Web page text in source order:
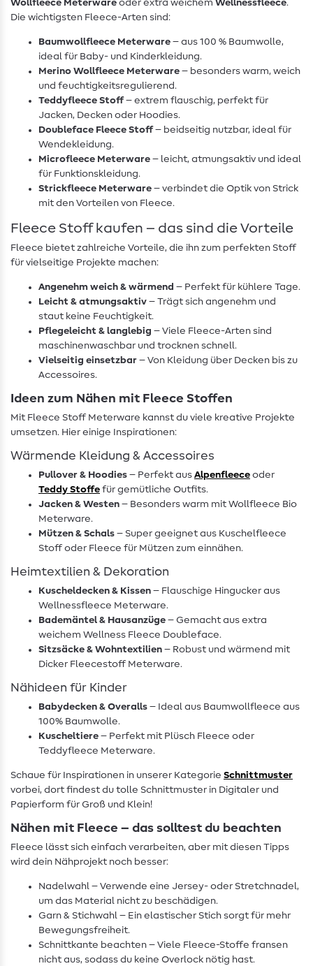
Wollfleece Meterware oder extra weichem Wellnessfleece.
Die wichtigsten Fleece-Arten sind:
Baumwollfleece Meterware – aus 100 % Baumwolle,
ideal für Baby- und Kinderkleidung.
Merino Wollfleece Meterware – besonders warm, weich
und feuchtigkeitsregulierend.
Teddyfleece Stoff– extrem flauschig, perfekt für
Jacken, Decken oder Hoodies.
Doubleface Fleece Stoff– beidseitig nutzbar, ideal für
Wendekleidung.
Microfleece Meterware – leicht, atmungsaktiv und ideal
für Funktionskleidung.
Strickfleece Meterware – verbindet die Optik von Strick
mit den Vorteilen von Fleece.
Fleece Stoff kaufen – das sind die Vorteile
Fleece bietet zahlreiche Vorteile, die ihn zum perfekten Stoff
für vielseitige Projekte machen:
Angenehm weich & wärmend – Perfekt für kühlere Tage.
Leicht & atmungsaktiv – Trägt sich angenehm und
staut keine Feuchtigkeit.
Pflegeleicht & langlebig – Viele Fleece-Arten sind
maschinenwaschbar und trocknen schnell.
Vielseitig einsetzbar – Von Kleidung über Decken bis zu
Accessoires.
Ideen zum Nähen mit Fleece Stoffen
Mit Fleece Stoff Meterware kannst du viele kreative Projekte
umsetzen. Hier einige Inspirationen:
Wärmende Kleidung & Accessoires
Pullover & Hoodies – Perfekt aus Alpenfleece oder
Teddy Stoffe für gemütliche Outfits.
Jacken & Westen – Besonders warm mit Wollfleece Bio
Meterware.
Mützen & Schals – Super geeignet aus Kuschelfleece
Stoff oder Fleece für Mützen zum einnähen.
Heimtextilien & Dekoration
Kuscheldecken & Kissen – Flauschige Hingucker aus
Wellnessfleece Meterware.
Bademäntel & Hausanzüge – Gemacht aus extra
weichem Wellness Fleece Doubleface.
Sitzsäcke & Wohntextilien – Robust und wärmend mit
Dicker Fleecestoff Meterware.
Nähideen für Kinder
Babydecken & Overalls – Ideal aus Baumwollfleece aus
100% Baumwolle.
Kuscheltiere – Perfekt mit Plüsch Fleece oder
Teddyfleece Meterware.
Schaue für Inspirationen in unserer Kategorie Schnittmuster
vorbei, dort findest du tolle Schnittmuster in Digitaler und
Papierform für Groß und Klein!
Nähen mit Fleece – das solltest du beachten
Fleece lässt sich einfach verarbeiten, aber mit diesen Tipps
wird dein Nähprojekt noch besser:
Nadelwahl – Verwende eine Jersey- oder Stretchnadel,
um das Material nicht zu beschädigen.
Garn & Stichwahl – Ein elastischer Stich sorgt für mehr
Bewegungsfreiheit.
Schnittkante beachten – Viele Fleece-Stoffe fransen
nicht aus, sodass du keine Overlock nötig hast.